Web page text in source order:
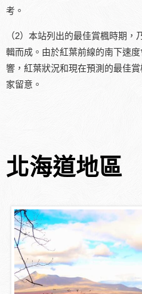
考。
（2）本站列出的最佳賞楓時期
輯而成。由於紅葉前線的南下速
響，紅葉狀況和現在預測的最佳
家留意。
北海道地區